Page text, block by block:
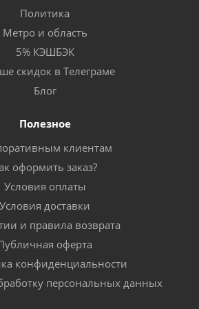
Политика
Метро и область
5% КЭШБЭК
скидок в Телеграме
Блог
Полезное
клиентам
оформить заказ?
Условия оплаты
Условия доставки
и правила возврата
оферта
конфиденциальности
персональных данных